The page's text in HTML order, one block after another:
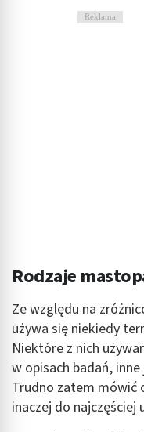
Reklama
Rodzaje
Ze względu na
używa się niekiedy
Niektóre z nich
w opisach badań,
Trudno zatem mówić
inaczej do najczęściej